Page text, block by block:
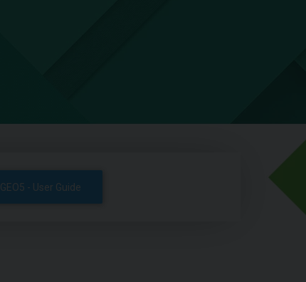
GEO5 - User Guide